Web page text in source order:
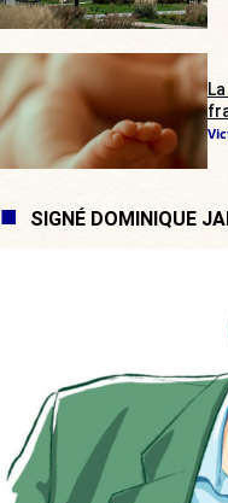
SIGNÉ DOMINIQUE